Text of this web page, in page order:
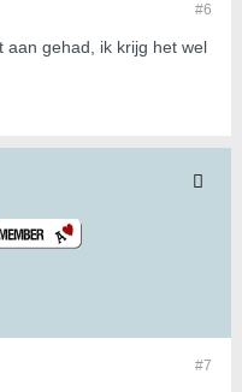
#6
aan gehad, ik krijg het wel
#7